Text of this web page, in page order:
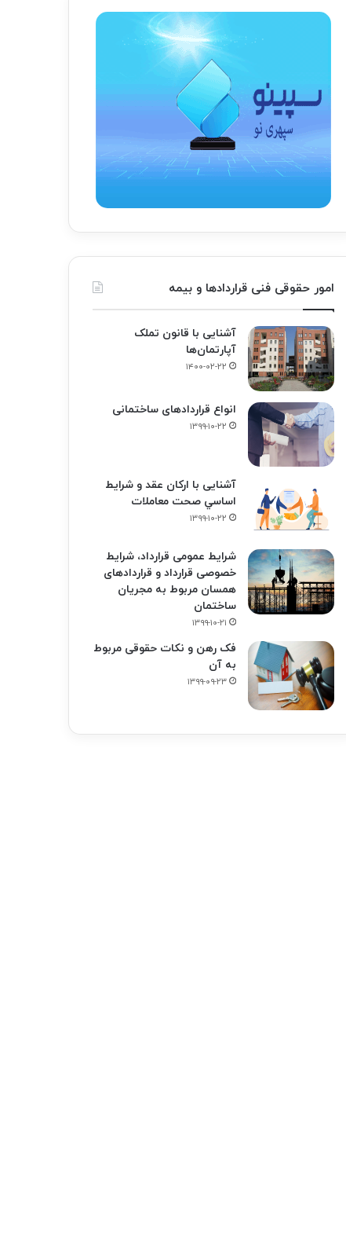
امور حقوقی فنی قراردادها و بیمه
آشنایی با قانون تملک
آپارتمان‌ها
۱۴۰۰-۰۲-۲۲
انواع قراردادهای ساختمانی
۱۳۹۹-۱۰-۲۲
آشنایی با ارکان عقد و شرايط
اساسي صحت معاملات
۱۳۹۹-۱۰-۲۲
شرایط عمومی قرارداد، شرایط
خصوصی قرارداد و قراردادهای
همسان مربوط به مجریان
ساختمان
۱۳۹۹-۱۰-۲۱
فک‌ رهن و نکات حقوقی مربوط
به آن
۱۳۹۹-۰۹-۲۳